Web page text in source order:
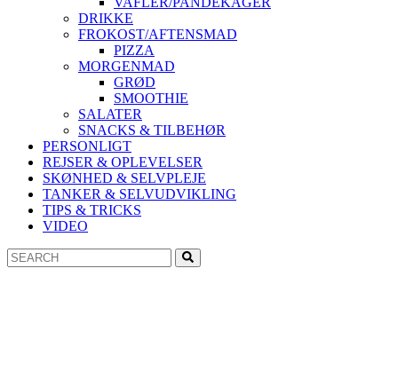
DRIKKE
FROKOST/AFTENSMAD
PIZZA
MORGENMAD
GRØD
SMOOTHIE
SALATER
SNACKS & TILBEHØR
PERSONLIGT
REJSER & OPLEVELSER
SKØNHED & SELVPLEJE
TANKER & SELVUDVIKLING
TIPS & TRICKS
VIDEO
Search
for: